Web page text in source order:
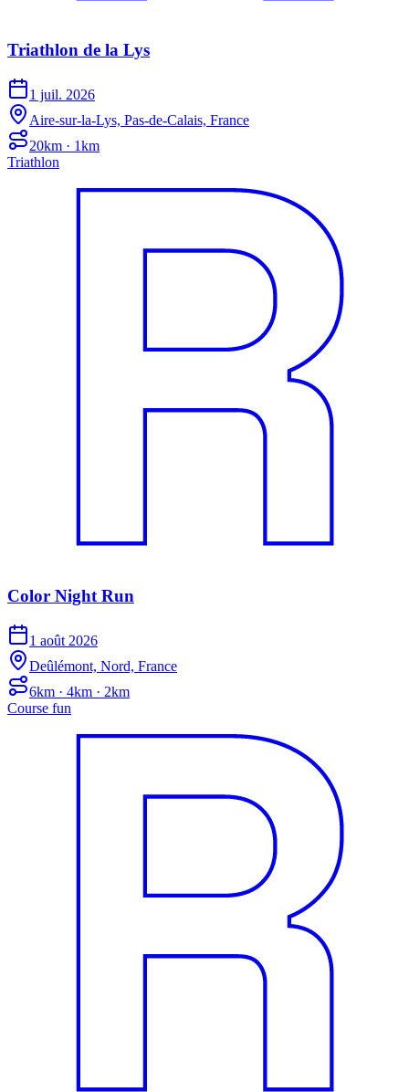
Triathlon de la Lys
1 juil. 2026
Aire-sur-la-Lys, Pas-de-Calais, France
20km · 1km
Triathlon
Color Night Run
1 août 2026
Deûlémont, Nord, France
6km · 4km · 2km
Course fun